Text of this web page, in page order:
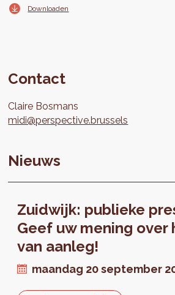
Downloaden
Contact
Claire Bosmans
midi@perspective.brussels
Nieuws
Zuidwijk: publieke
Geef uw mening over
van aanleg!
maandag 20 september